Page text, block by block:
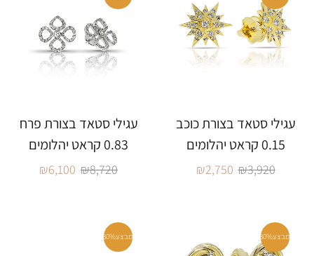
עגילי סטאד בצורת כוכב
0.15 קראט יהלומים
₪3,920
₪2,750
עגילי סטאד בצורת פרח
0.83 קראט יהלומים
₪8,720
₪6,100
מבצע30% מבצע30%